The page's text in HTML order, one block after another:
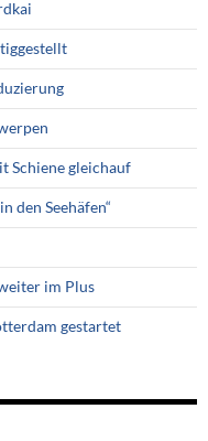
Schiene gleichauf
den Seehäfen“
im Plus
gestartet